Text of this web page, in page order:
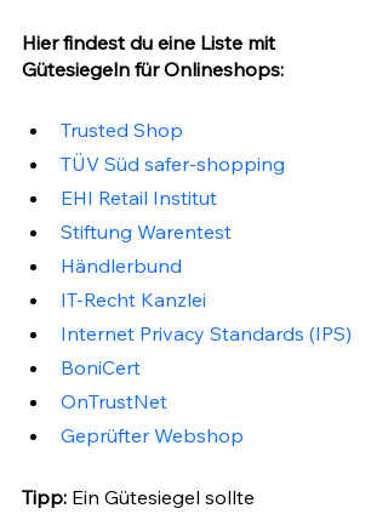
Hier findest du eine Liste mit
Gütesiegeln für Onlineshops:
Trusted Shop
TÜV Süd safer-shopping
EHI Retail Institut
Stiftung Warentest
Händlerbund
IT-Recht Kanzlei
Internet Privacy Standards (IPS)
BoniCert
OnTrustNet
Geprüfter Webshop
Tipp: Ein Gütesiegel sollte